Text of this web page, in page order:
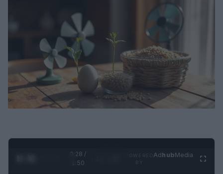
0:29 /
1:50
AdhubMedia